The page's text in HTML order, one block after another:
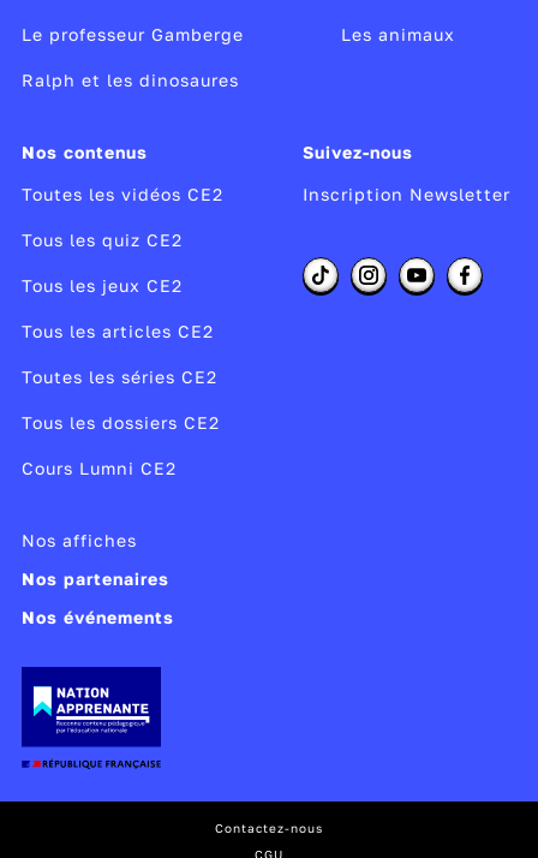
Le professeur Gamberge
Ralph et les dinosaures
Les animaux
Nos contenus
Toutes les vidéos CE2
Tous les quiz CE2
Tous les jeux CE2
Tous les articles CE2
Toutes les séries CE2
Tous les dossiers CE2
Cours Lumni CE2
Suivez-nous
Inscription Newsletter
Nos affiches
Nos partenaires
Nos événements
Contactez-nous
CGU